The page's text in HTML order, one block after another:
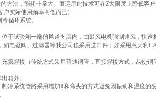
方法，能耗非常大。而运用此技术可在Z大限度上降低客
实际使用频率高低而已）
循环系统。
于试验箱一端的风道夹层内，由鼓风电机强制通风，快速
电磁阀、过滤器等我公司也采用进口件；如采用意大利
氮焊接（传统方式采用普通铜管，直接焊接方式，易使
箱外。
冷系统管路采用增加R和弯头的方式避免因振动和温度的